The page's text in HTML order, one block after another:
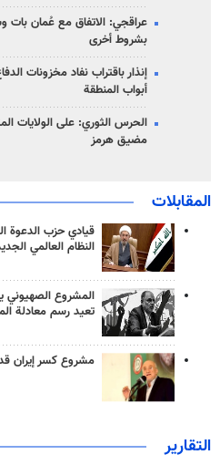
عراقجي: الاتفاق مع عُمان
بشروط أخرى
إنذار باقتراب نفاد مخزونات
أبواب المنطقة
الحرس الثوري: على الولايات
مضيق هرمز
المقابلات
قيادي حزب الدعوة
النظام العالمي
المشروع الصهيوني
تعيد رسم معادلة
مشروع كسر إيران
التقارير